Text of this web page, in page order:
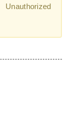
Unauthorized